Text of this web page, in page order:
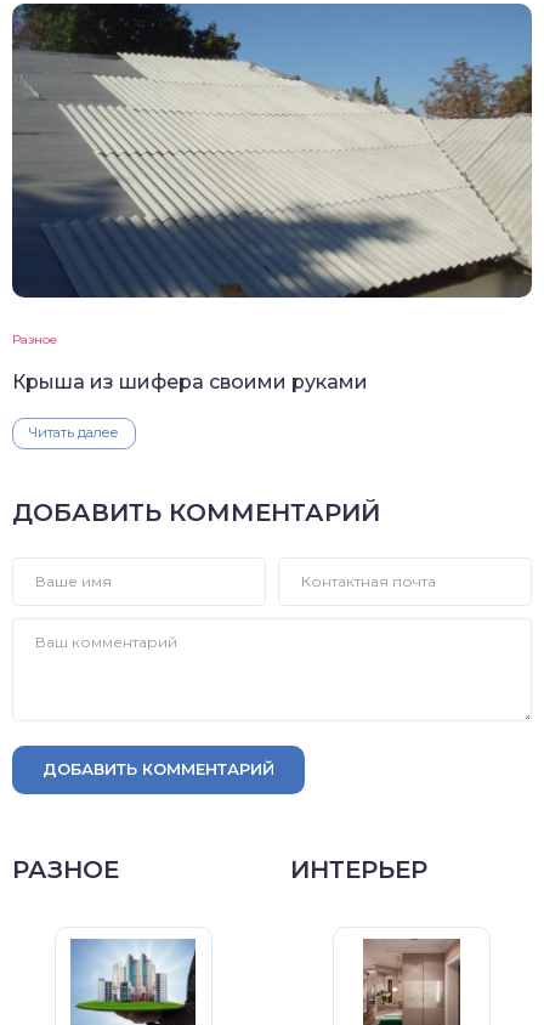
Разное
Крыша из шифера своими руками
Читать далее
ДОБАВИТЬ КОММЕНТАРИЙ
ДОБАВИТЬ КОММЕНТАРИЙ
РАЗНОЕ ИНТЕРЬЕР